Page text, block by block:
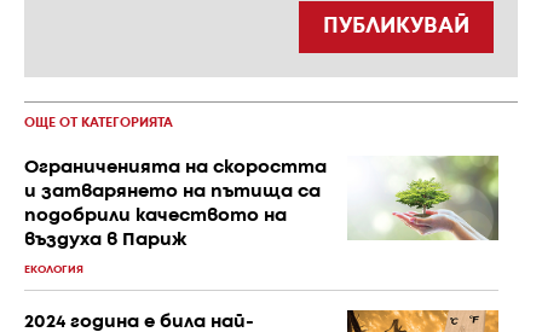
ПУБЛИКУВАЙ
ОЩЕ ОТ КАТЕГОРИЯТА
Ограниченията на скоростта
и затварянето на пътища са
подобрили качеството на
въздуха в Париж
ЕКОЛОГИЯ
2024 година е била най-